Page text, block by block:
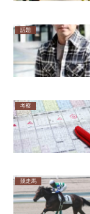
話題
考察
競走馬